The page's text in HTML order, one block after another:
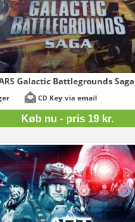
Galactic Battlegrounds Saga
CD Key via email
Køb nu - pris 19 kr.